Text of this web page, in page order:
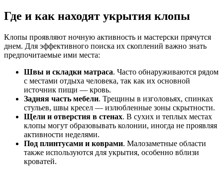
Где и как находят укрытия клопы
Клопы проявляют ночную активность и мастерски прячутся
днем. Для эффективного поиска их скоплений важно знать
предпочитаемые ими места:
Швы и складки матраса. Часто обнаруживаются рядом
с местами отдыха человека, так как их основной
источник пищи — кровь.
Задняя часть мебели. Трещины в изголовьях, спинках
стульев, швы кресел — излюбленные зоны скрытности.
Щели и отверстия в стенах. В сухих и теплых местах
клопы могут образовывать колонии, иногда не проявляя
активности неделями.
Под плинтусами и коврами. Малозаметные области
также используются для укрытия, особенно вблизи
кроватей.